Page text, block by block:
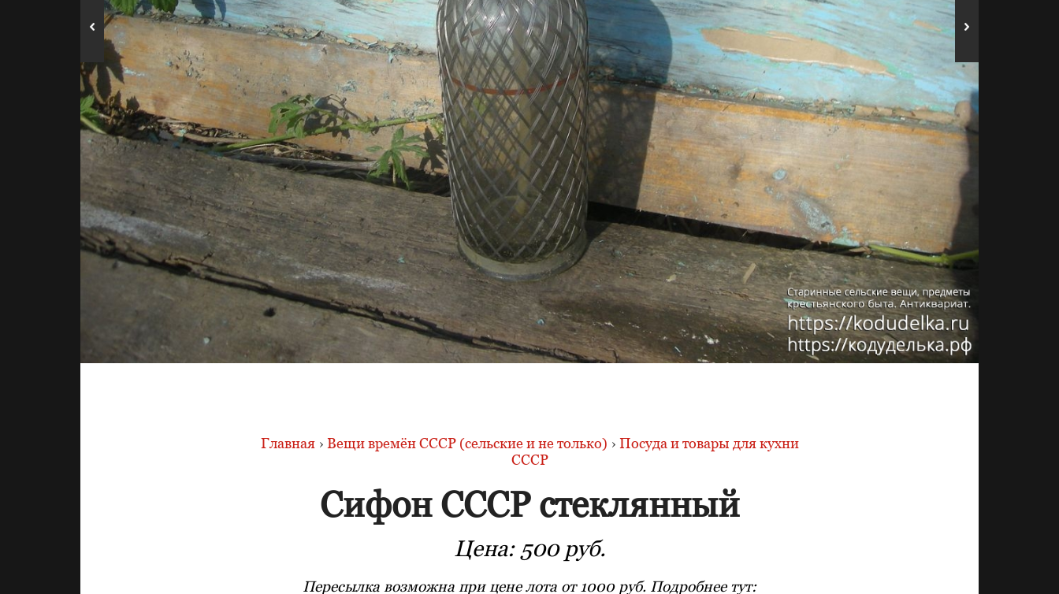
Главная › Вещи времён СССР (сельские и не только) › Посуда и товары для кухни
СССР
Сифон СССР стеклянный
Цена: 500 руб.
Пересылка возможна при цене лота от 1000 руб. Подробнее тут: